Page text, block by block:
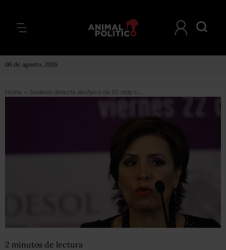
06 de agosto, 2026
Home > Sedesol detecta desfalco de 50 mdp con Calderón
2 minutos de lectura